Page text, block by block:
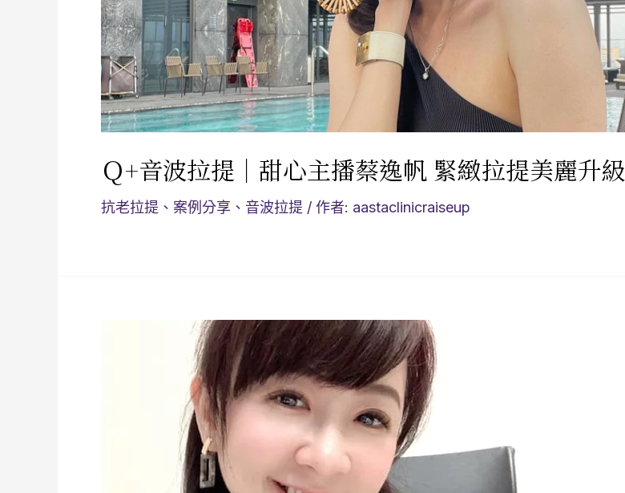
Ｑ+音波拉提｜甜心主播蔡逸帆 緊緻拉提美麗升級
抗老拉提 、 案例分享 、 音波拉提 / 作者: aastaclinicraiseup